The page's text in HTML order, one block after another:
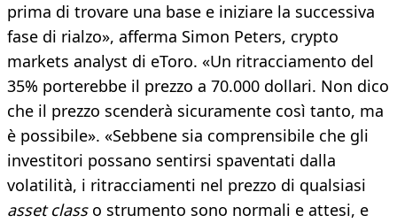
prima di trovare una base e iniziare la successiva
fase di rialzo», afferma Simon Peters, crypto
markets analyst di eToro. «Un ritracciamento del
35% porterebbe il prezzo a 70.000 dollari. Non dico
che il prezzo scenderà sicuramente così tanto, ma
è possibile». «Sebbene sia comprensibile che gli
investitori possano sentirsi spaventati dalla
volatilità, i ritracciamenti nel prezzo di qualsiasi
asset classo strumento sono normali e attesi, e